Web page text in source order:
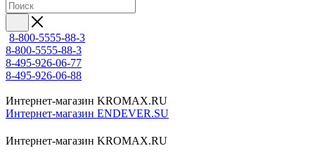
8-800-5555-88-3
8-800-5555-88-3
8-495-926-06-77
8-495-926-06-88
Интернет-магазин KROMAX.RU
Интернет-магазин ENDEVER.SU
Интернет-магазин KROMAX.RU